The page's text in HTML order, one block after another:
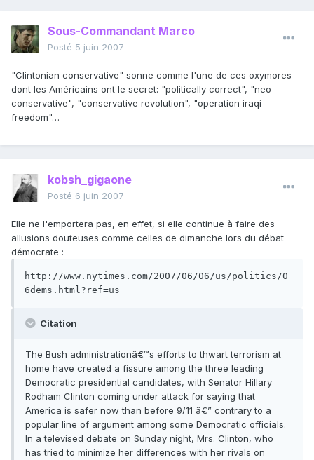
Sous-Commandant Marco
Posté 5 juin 2007
"Clintonian conservative" sonne comme l'une de ces oxymores
dont les Américains ont le secret: "politically correct", "neo-
conservative", "conservative revolution", "operation iraqi
freedom"…
kobsh_gigaone
Posté 6 juin 2007
Elle ne l'emportera pas, en effet, si elle continue à faire des
allusions douteuses comme celles de dimanche lors du débat
démocrate :
http://www.nytimes.com/2007/06/06/us/politics/0
6dems.html?ref=us
Citation
The Bush administrationâ€™s efforts to thwart terrorism at
home have created a fissure among the three leading
Democratic presidential candidates, with Senator Hillary
Rodham Clinton coming under attack for saying that
America is safer now than before 9/11 â€” contrary to a
popular line of argument among some Democratic officials.
In a televised debate on Sunday night, Mrs. Clinton, who
has tried to minimize her differences with her rivals on